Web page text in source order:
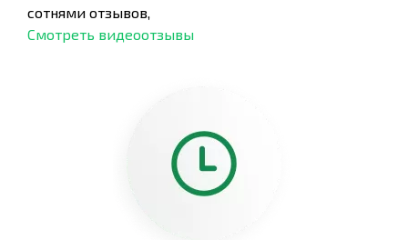
сотнями отзывов,
Смотреть видеоотзывы